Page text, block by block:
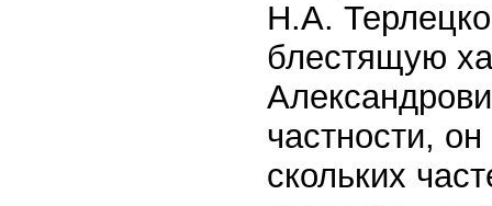
Н.А.
блестящую
частности,
скольких